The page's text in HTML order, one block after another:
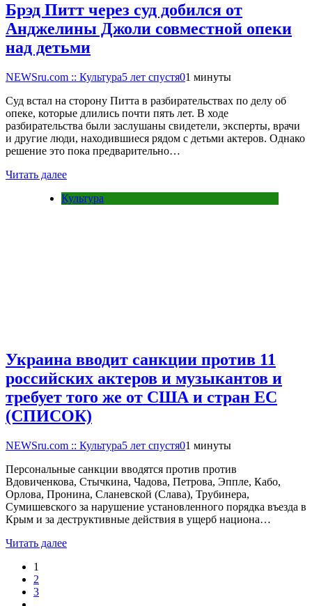
Брэд Питт через суд добился от
Анджелины Джоли совместной опеки
над детьми
NEWSru.com :: Культура5 лет спустя01 минуты
Суд встал на сторону Питта в разбирательствах по делу об
опеке, которые длились почти пять лет. В ходе
разбирательства были заслушаны свидетели, эксперты, врачи
и другие люди, находившиеся рядом с детьми актеров. Однако
решение это пока предварительно…
Читать далее
Культура
Украина вводит санкции против 11
российских актеров и музыкантов и
требует того же от США и стран ЕС
(СПИСОК)
NEWSru.com :: Культура5 лет спустя01 минуты
Персональные санкции вводятся против против
Вдовиченкова, Стычкина, Чадова, Петрова, Эппле, Кабо,
Орлова, Пронина, Сланевской (Слава), Трубинера,
Сумишевского за нарушение установленного порядка въезда в
Крым и за деструктивные действия в ущерб национа…
Читать далее
1
2
3